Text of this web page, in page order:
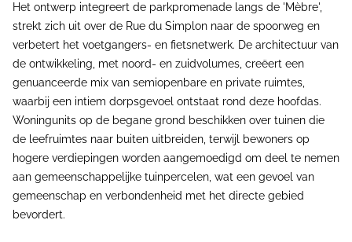
Het ontwerp integreert de parkpromenade langs de 'Mèbre',
strekt zich uit over de Rue du Simplon naar de spoorweg en
verbetert het voetgangers- en fietsnetwerk. De architectuur van
de ontwikkeling, met noord- en zuidvolumes, creëert een
genuanceerde mix van semiopenbare en private ruimtes,
waarbij een intiem dorpsgevoel ontstaat rond deze hoofdas.
Woningunits op de begane grond beschikken over tuinen die
de leefruimtes naar buiten uitbreiden, terwijl bewoners op
hogere verdiepingen worden aangemoedigd om deel te nemen
aan gemeenschappelijke tuinpercelen, wat een gevoel van
gemeenschap en verbondenheid met het directe gebied
bevordert.